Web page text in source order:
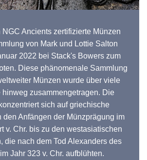
NGC Ancients zertifizierte Münzen
von Mark und Lottie Salton
2022 bei Stack's Bowers zum
Diese phänomenale Sammlung
Münzen wurde über viele
hinweg zusammengetragen. Die
sich auf griechische
den Anfängen der Münzprägung im
v. Chr. bis zu den westasiatischen
die nach dem Tod Alexanders des
Jahr 323 v. Chr. aufblühten.